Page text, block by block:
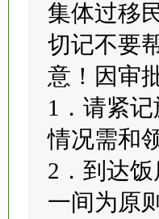
三 .出境
集体过移
切记不要
意！因审
1．请紧
情况需和
2．到达